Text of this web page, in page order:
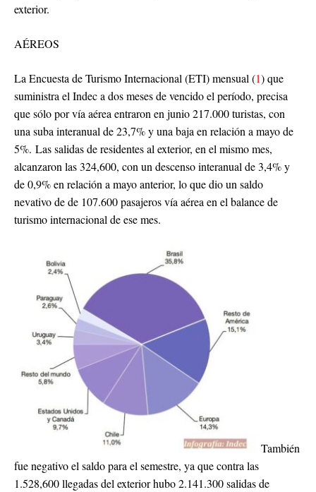
exterior.
AÉREOS
La Encuesta de Turismo Internacional (ETI) mensual (1) que
suministra el Indec a dos meses de vencido el período, precisa
que sólo por vía aérea entraron en junio 217.000 turistas, con
una suba interanual de 23,7% y una baja en relación a mayo de
5%. Las salidas de residentes al exterior, en el mismo mes,
alcanzaron las 324,600, con un descenso interanual de 3,4% y
de 0,9% en relación a mayo anterior, lo que dio un saldo
nevativo de de 107.600 pasajeros vía aérea en el balance de
turismo internacional de ese mes.
También
fue negativo el saldo para el semestre, ya que contra las
1.528,600 llegadas del exterior hubo 2.141.300 salidas de